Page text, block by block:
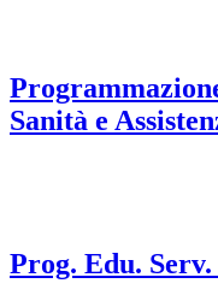
Sanità e
Prog. Edu.